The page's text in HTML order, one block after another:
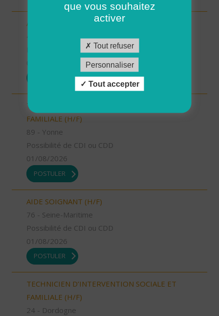
AUXILIAIRE DE VIE SOCIALE (H/F)
Possibilité de CDI ou CDD
TECHNICIEN D’INTERVENTION SOCIALE ET
FAMILIALE (H/F)
89 - Yonne
Possibilité de CDI ou CDD
01/08/2026
POSTULER
AIDE SOIGNANT (H/F)
76 - Seine-Maritime
Possibilité de CDI ou CDD
01/08/2026
POSTULER
TECHNICIEN D’INTERVENTION SOCIALE ET
FAMILIALE (H/F)
24 - Dordogne
que vous souhaitez
activer
Tout refuser
Personnaliser
Tout accepter